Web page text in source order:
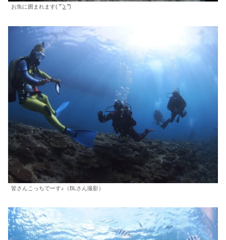
お魚に囲まれます( ͡° ͜ʖ ͡°)
皆さんこっちでーす♪（BLさん撮影）